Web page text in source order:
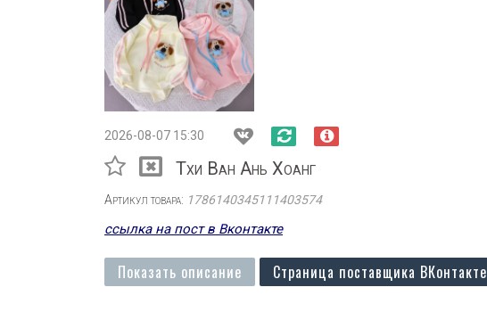
2026-08-07 15:30
Тхи Ван Ань Хоанг
Артикул товара: 1786140345111403574
ссылка на пост в Вконтакте
Показать описание Страница поставщика ВКонтакте